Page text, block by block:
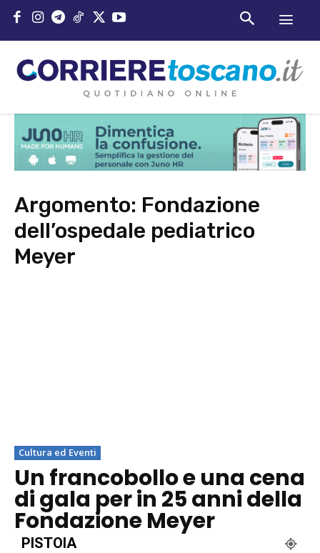
Argomento: Fondazione
dell’ospedale pediatrico
Meyer
Cultura ed Eventi
Un francobollo e una cena
di gala per in 25 anni della
Fondazione Meyer
PISTOIA